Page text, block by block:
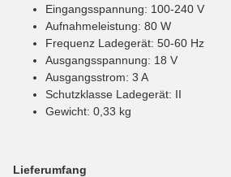
Eingangsspannung: 100-240 V
Aufnahmeleistung: 80 W
Frequenz Ladegerät: 50-60 Hz
Ausgangsspannung: 18 V
Ausgangsstrom: 3 A
Schutzklasse Ladegerät: II
Gewicht: 0,33 kg
Lieferumfang